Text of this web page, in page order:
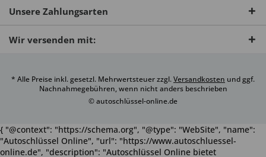
Unsere Zahlungsarten
Wir versenden mit:
* Alle Preise inkl. gesetzl. Mehrwertsteuer zzgl.Versandkosten und ggf.
Nachnahmegebühren, wenn nicht anders beschrieben
© autoschlüssel-online.de
{ "@context": "https://schema.org", "@type": "WebSite", "name":
"Autoschlüssel Online", "url": "https://www.autoschluessel-
online.de", "description": "Autoschlüssel Online bietet